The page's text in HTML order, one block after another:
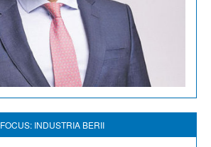
FOCUS: INDUSTRIA BERII